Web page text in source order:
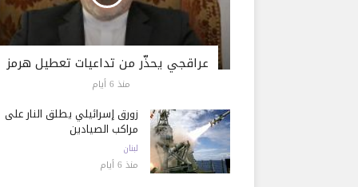
عراقجي يحذّر من تداعيات تعطيل هرمز
منذ 6 أيام
زورق إسرائيلي يطلق النار على
مراكب الصيادين
لبنان
منذ 6 أيام